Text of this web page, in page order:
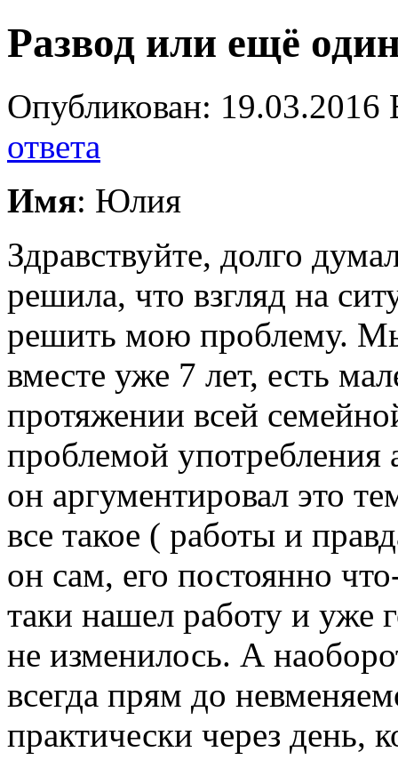
Развод или ещё
Опубликован:
ответа
Имя: Юлия
Здравствуйте, долго
решила, что взгляд на
решить мою проблему.
вместе уже 7 лет, есть
протяжении всей
проблемой
он аргументировал это
все такое ( работы и
он сам, его постоянно
таки нашел работу и уже
не изменилось. А
всегда прям до
практически через день,